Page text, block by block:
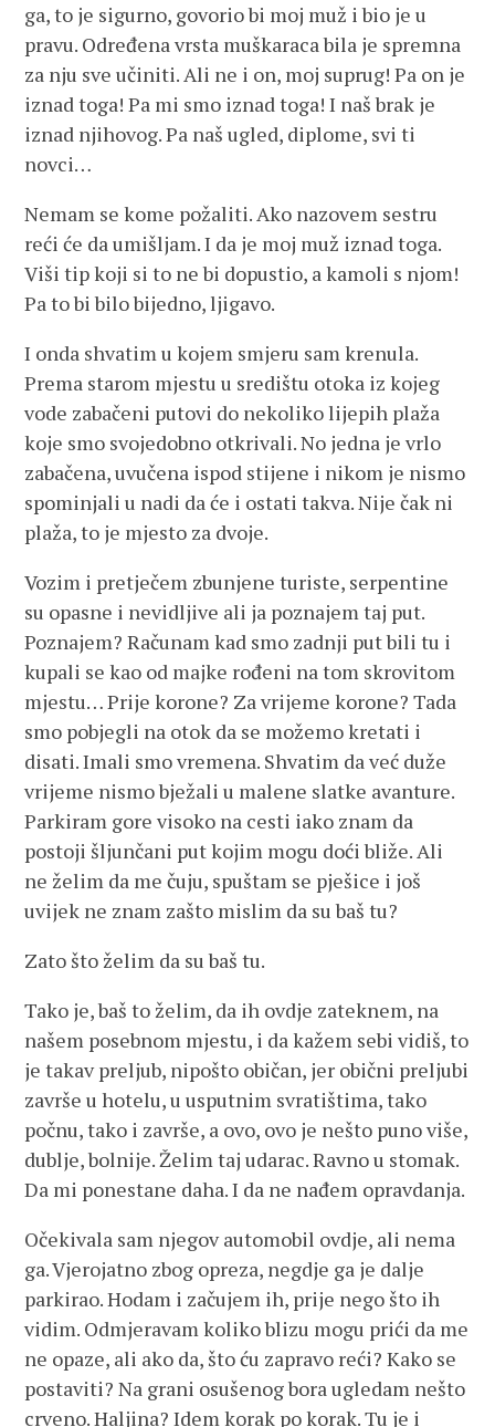
ga, to je sigurno, govorio bi moj muž i bio je u
pravu. Određena vrsta muškaraca bila je spremna
za nju sve učiniti. Ali ne i on, moj suprug! Pa on je
iznad toga! Pa mi smo iznad toga! I naš brak je
iznad njihovog. Pa naš ugled, diplome, svi ti
novci…
Nemam se kome požaliti. Ako nazovem sestru
reći će da umišljam. I da je moj muž iznad toga.
Viši tip koji si to ne bi dopustio, a kamoli s njom!
Pa to bi bilo bijedno, ljigavo.
I onda shvatim u kojem smjeru sam krenula.
Prema starom mjestu u središtu otoka iz kojeg
vode zabačeni putovi do nekoliko lijepih plaža
koje smo svojedobno otkrivali. No jedna je vrlo
zabačena, uvučena ispod stijene i nikom je nismo
spominjali u nadi da će i ostati takva. Nije čak ni
plaža, to je mjesto za dvoje.
Vozim i pretječem zbunjene turiste, serpentine
su opasne i nevidljive ali ja poznajem taj put.
Poznajem? Računam kad smo zadnji put bili tu i
kupali se kao od majke rođeni na tom skrovitom
mjestu… Prije korone? Za vrijeme korone? Tada
smo pobjegli na otok da se možemo kretati i
disati. Imali smo vremena. Shvatim da već duže
vrijeme nismo bježali u malene slatke avanture.
Parkiram gore visoko na cesti iako znam da
postoji šljunčani put kojim mogu doći bliže. Ali
ne želim da me čuju, spuštam se pješice i još
uvijek ne znam zašto mislim da su baš tu?
Zato što želim da su baš tu.
Tako je, baš to želim, da ih ovdje zateknem, na
našem posebnom mjestu, i da kažem sebi vidiš, to
je takav preljub, nipošto običan, jer obični preljubi
završe u hotelu, u usputnim svratištima, tako
počnu, tako i završe, a ovo, ovo je nešto puno više,
dublje, bolnije. Želim taj udarac. Ravno u stomak.
Da mi ponestane daha. I da ne nađem opravdanja.
Očekivala sam njegov automobil ovdje, ali nema
ga. Vjerojatno zbog opreza, negdje ga je dalje
parkirao. Hodam i začujem ih, prije nego što ih
vidim. Odmjeravam koliko blizu mogu prići da me
ne opaze, ali ako da, što ću zapravo reći? Kako se
postaviti? Na grani osušenog bora ugledam nešto
crveno. Haljina? Idem korak po korak. Tu je i